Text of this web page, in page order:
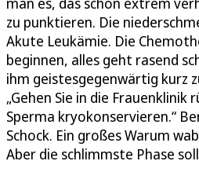
zu punktieren. Die
Akute Leukämie. Die
beginnen, alles geht rasend
ihm geistesgegenwärtig kurz
„Gehen Sie in die Frauenklinik
Sperma kryokonservieren.“
Schock. Ein großes Warum
Aber die schlimmste Phase